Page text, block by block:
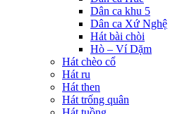
Dân ca khu 5
Dân ca Xứ Nghệ
Hát bài chòi
Hò – Ví Dặm
Hát chèo cổ
Hát ru
Hát then
Hát trống quân